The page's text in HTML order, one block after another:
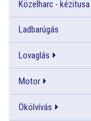
Közelharc - kézitusa
Ladbarúgás
Lovaglás
Motor
Ökölvívás